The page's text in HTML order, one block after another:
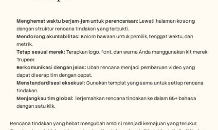
Menghemat waktu berjam-jam untuk perencanaan: Lewati halaman kosong
dengan struktur rencana tindakan yang terbukti.
Mendorong akuntabilitas: Kolom bawaan untuk pemilik, tenggat waktu, dan
metrik.
Tetap sesuai merek: Terapkan logo, font, dan warna Anda menggunakan kit merek
Trupeer.
Berkomunikasi dengan jelas: Ubah rencana menjadi pembaruan video yang
dapat diserap tim dengan cepat.
Menstandardisasi eksekusi: Gunakan templat yang sama untuk setiap rencana
tindakan.
Menjangkau tim global: Terjemahkan rencana tindakan ke dalam 65+ bahasa
dengan satu klik.
Rencana tindakan yang hebat mengubah ambisi menjadi kemajuan yang terukur.